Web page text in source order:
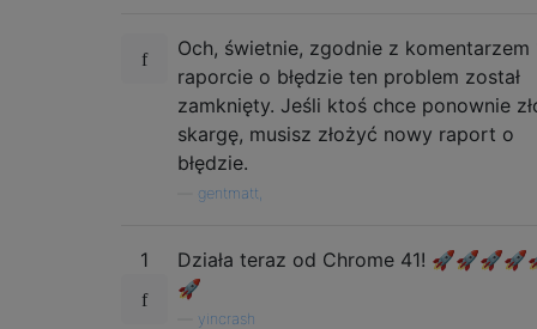
Och, świetnie, zgodnie z komentarzem
raporcie o błędzie ten problem został
zamknięty. Jeśli ktoś chce ponownie
skargę, musisz złożyć nowy raport o
błędzie.
gentmatt,
1
Działa teraz od Chrome 41!
🚀
yincrash